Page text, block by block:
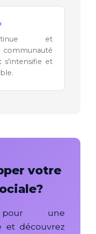
et
s'intensifie et
votre
pour une
et découvrez